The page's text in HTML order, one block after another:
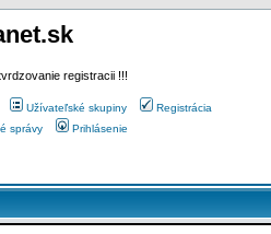
registracii !!!
Užívateľské skupiny
Registrácia
správy Prihlásenie